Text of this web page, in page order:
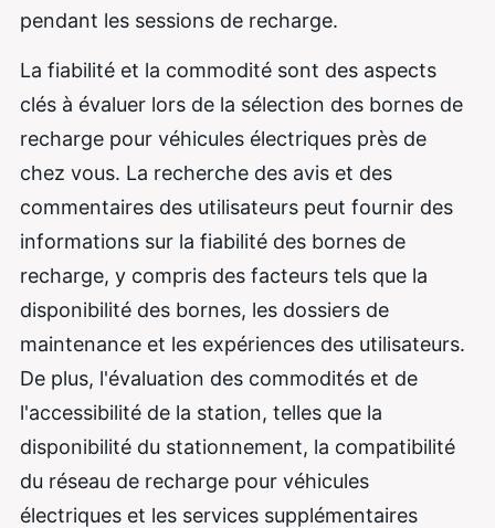
pendant les sessions de recharge.
La fiabilité et la commodité sont des aspects
clés à évaluer lors de la sélection des bornes de
recharge pour véhicules électriques près de
chez vous. La recherche des avis et des
commentaires des utilisateurs peut fournir des
informations sur la fiabilité des bornes de
recharge, y compris des facteurs tels que la
disponibilité des bornes, les dossiers de
maintenance et les expériences des utilisateurs.
De plus, l'évaluation des commodités et de
l'accessibilité de la station, telles que la
disponibilité du stationnement, la compatibilité
du réseau de recharge pour véhicules
électriques et les services supplémentaires